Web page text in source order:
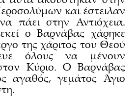
και έστειλαν
πάει στην Αντιόχεια.
ο Βαρνάβας χάρηκε
της χάριτος του Θεού
όλους να μένουν
Κύριο. Ο Βαρνάβας
αγαθός, γεμάτος Άγιο